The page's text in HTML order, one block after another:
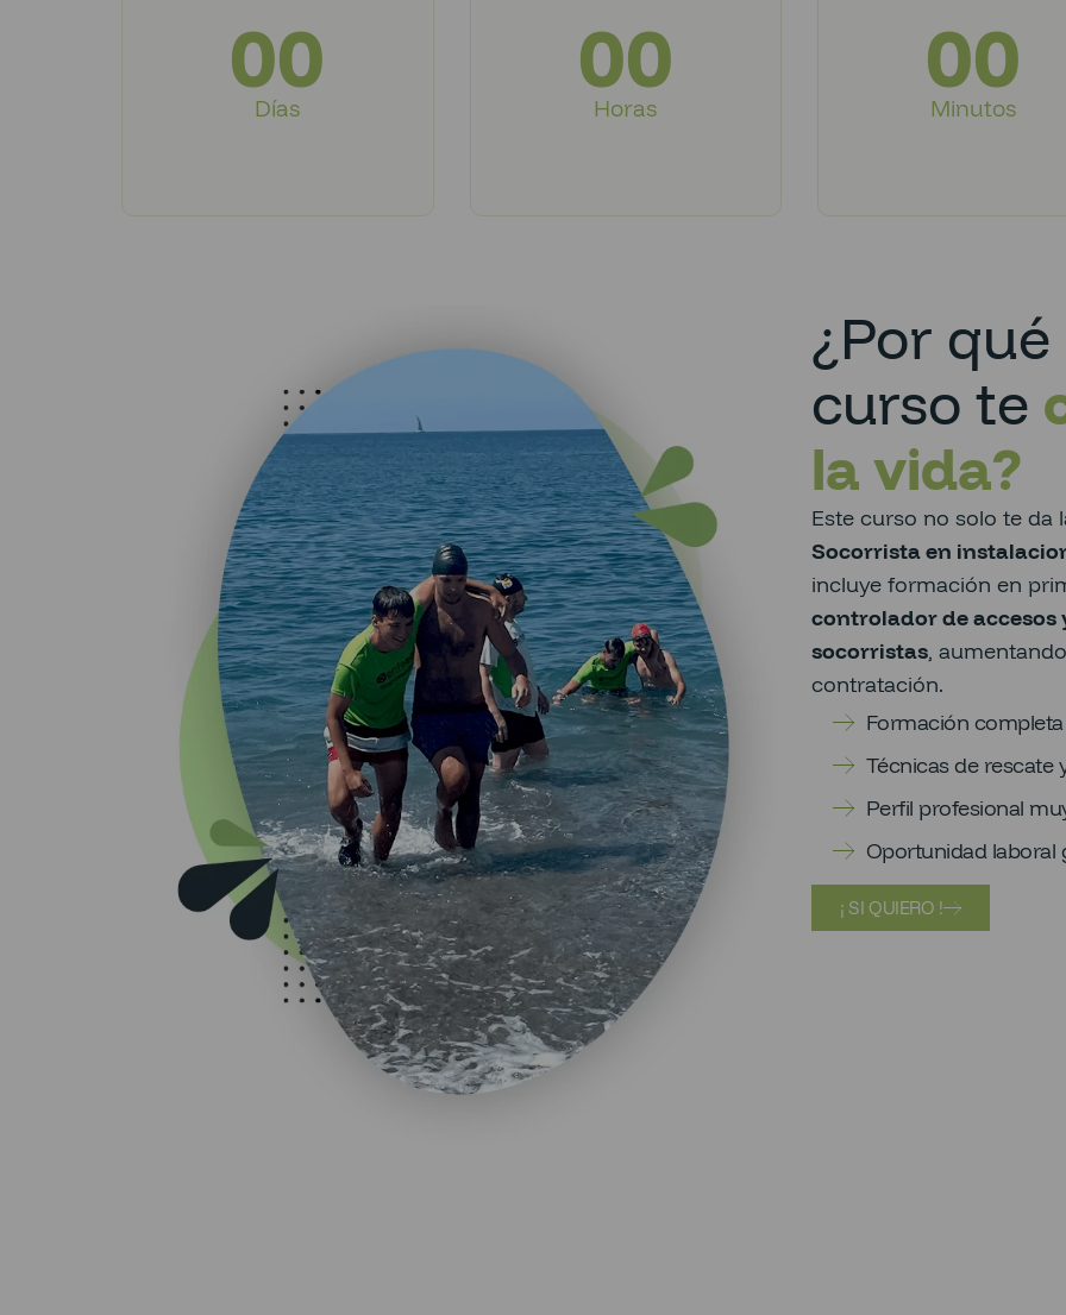
00
Días
00
Horas
00
Minutos
¿Por
curso te
la vida?
Este curso no solo te da
Socorrista en
incluye formación en
controlador de
socorristas,
contratación.
Formación
Técnicas de rescate
Perfil profesional
Oportunidad laboral
¡ SI QUIERO !